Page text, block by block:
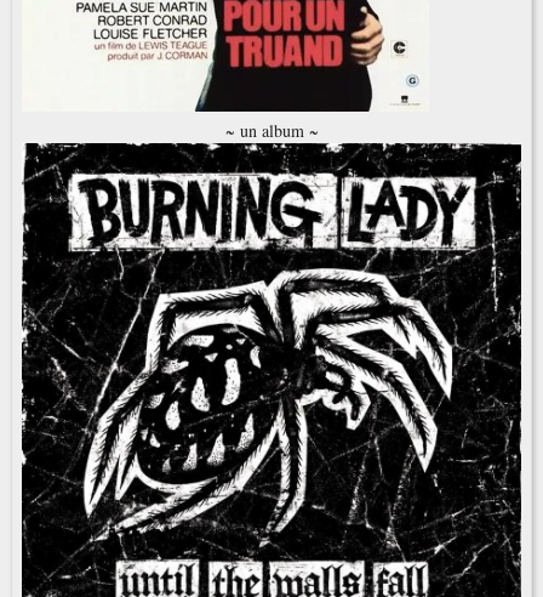
~ un album ~